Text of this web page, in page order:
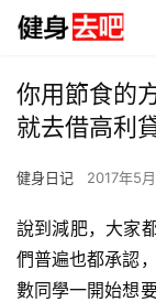
你用節食的
就去借高利
健身日记 2017年5
說到減肥，大家
們普遍也都承認
數同學一開始想